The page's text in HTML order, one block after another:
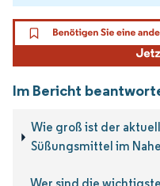
Im Bericht
Wie groß ist der
Süßungsmittel im